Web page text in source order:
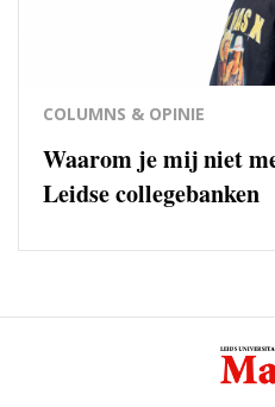
COLUMNS & OPINIE
Waarom je mij niet
Leidse collegebanken